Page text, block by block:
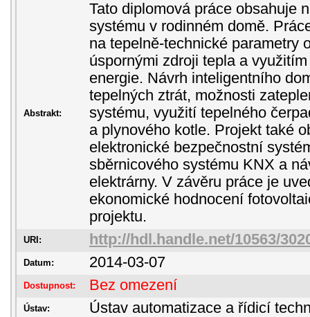
Abstrakt:
Tato diplomová práce obsahuje
systému v rodinném domě.
na tepelně-technické parametry
úspornými zdroji tepla a
energie. Návrh inteligentního
tepelných ztrát, možnosti
systému, využití tepelného
a plynového kotle. Projekt také
elektronické bezpečnostní
sběrnicového systému KNX a
elektrárny. V závěru práce je
ekonomické hodnocení
projektu.
URI: http://hdl.handle.net/10563/
Datum: 2014-03-07
Dostupnost: Bez omezení
Ústav: Ústav automatizace a řídicí